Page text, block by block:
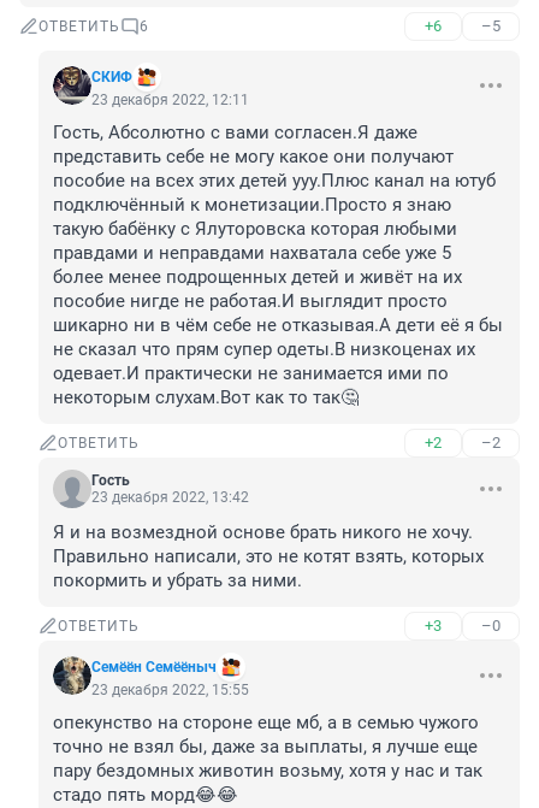
ОТВЕТИТЬ 6 +6 –5
СКИФ
23 декабря 2022, 12:11
Гость, Абсолютно с вами согласен.Я даже
представить себе не могу какое они получают
пособие на всех этих детей ууу.Плюс канал на ютуб
подключённый к монетизации.Просто я знаю
такую бабёнку с Ялуторовска которая любыми
правдами и неправдами нахватала себе уже 5
более менее подрощенных детей и живёт на их
пособие нигде не работая.И выглядит просто
шикарно ни в чём себе не отказывая.А дети её я бы
не сказал что прям супер одеты.В низкоценах их
одевает.И практически не занимается ими по
некоторым слухам.Вот как то так🤔
ОТВЕТИТЬ +2 –2
Гость
23 декабря 2022, 13:42
Я и на возмездной основе брать никого не хочу.
Правильно написали, это не котят взять, которых
покормить и убрать за ними.
ОТВЕТИТЬ +3 –0
Семёён Семёёныч
23 декабря 2022, 15:55
опекунство на стороне еще мб, а в семью чужого
точно не взял бы, даже за выплаты, я лучше еще
пару бездомных животин возьму, хотя у нас и так
стадо пять морд😂😂